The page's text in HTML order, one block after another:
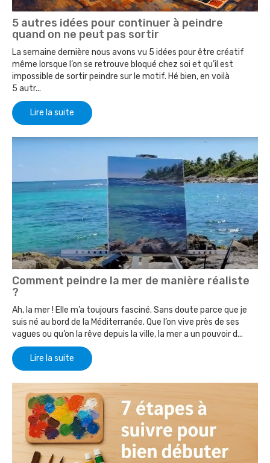
5 autres idées pour continuer à peindre
quand on ne peut pas sortir
La semaine dernière nous avons vu 5 idées pour être créatif
même lorsque l’on se retrouve bloqué chez soi et qu’il est
impossible de sortir peindre sur le motif. Hé bien, en voilà
5 autr...
Lire la suite
Comment peindre la mer de manière réaliste
?
Ah, la mer ! Elle m’a toujours fasciné. Sans doute parce que je
suis né au bord de la Méditerranée. Que l’on vive près de ses
vagues ou qu’on la rêve depuis la ville, la mer a un pouvoir d...
Lire la suite